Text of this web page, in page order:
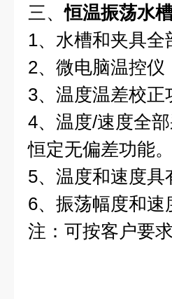
三、恒温振荡水
1、水槽和夹具
2、微电脑温控
3、温度温差校正
4、温度/速度全
恒定无偏差功能。
5、温度和速度具
6、振荡幅度和
注：可按客户要